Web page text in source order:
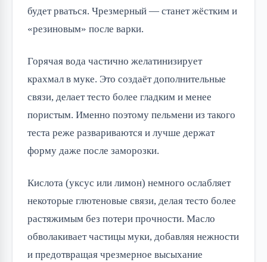
будет рваться. Чрезмерный — станет жёстким и
«резиновым» после варки.
Горячая вода частично желатинизирует
крахмал в муке. Это создаёт дополнительные
связи, делает тесто более гладким и менее
пористым. Именно поэтому пельмени из такого
теста реже развариваются и лучше держат
форму даже после заморозки.
Кислота (уксус или лимон) немного ослабляет
некоторые глютеновые связи, делая тесто более
растяжимым без потери прочности. Масло
обволакивает частицы муки, добавляя нежности
и предотвращая чрезмерное высыхание